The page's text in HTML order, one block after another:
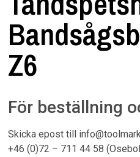
Z6
För beställning
Skicka epost till
+46 (0)72 – 711 44 58